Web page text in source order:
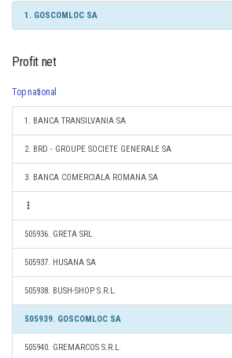
1. GOSCOMLOC SA
Profit net
Top national
1. BANCA TRANSILVANIA SA
2. BRD - GROUPE SOCIETE GENERALE SA
3. BANCA COMERCIALA ROMANA SA
505936. GRETA SRL
505937. HUSANA SA
505938. BUSH-SHOP S.R.L.
505939. GOSCOMLOC SA
505940. GREMARCOS S.R.L.